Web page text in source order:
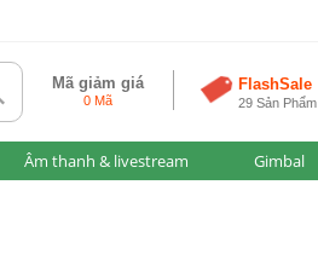
Mã giảm giá
0 Mã
FlashSale
29 Sản Phẩm
Âm thanh & livestream Gimbal